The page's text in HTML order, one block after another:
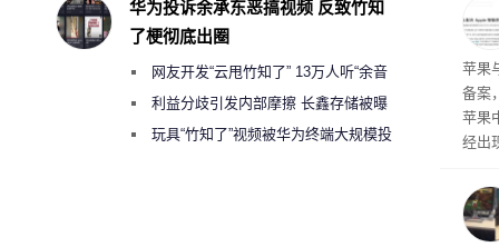
前受
保
了
苹果
备案
苹果
经出
华为投诉余承东恶搞视频 反致竹知
了梗彻底出圈
网友开发“云甩竹知了” 13万人听“余音
绕梁”利益分歧引发内部摩擦 长鑫存储被曝
曾将华为驻场工程师驱逐出研发基地
玩具“竹知了”视频被华为终端大规模投